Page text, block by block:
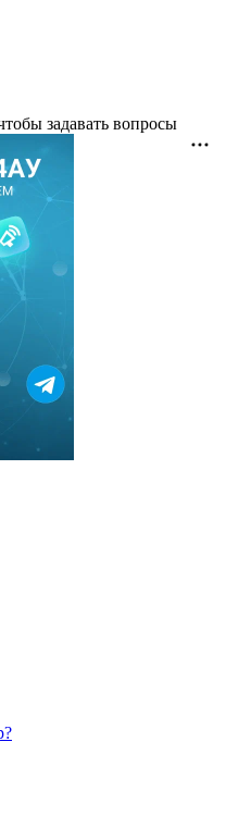
задавать вопросы